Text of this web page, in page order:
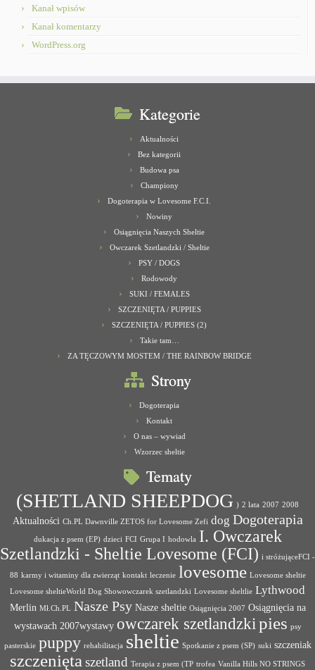
Kanał wpisów
Kanał komentarzy
WordPress.org
Kategorie
Aktualności
Bez kategorii
Budowa psa
Championy
Dogoterapia w Lovesome F.C.I.
Nowiny
Osiągnięcia Naszych Sheltie
Owczarek Szetlandzki / Sheltie
PSY / DOGS
Rodowody
SUKI / FEMALES
SZCZENIĘTA / PUPPIES
SZCZENIĘTA / PUPPIES (2)
Takie tam…
ZA TĘCZOWYM MOSTEM / THE RAINBOW BRIDGE
Strony
Dogoterapia
Kontakt
O nas – wywiad
Wzorzec sheltie
Tematy
(SHETLAND SHEEPDOG ) 2 lata 2007 2008
Aktualności Ch.PL Dawnville ZETOS for Lovesome Zefi dog Dogoterapia
dukacja z psem (EP) dzieci FCI Grupa I hodowla I. Owczarek
Szetlandzki - Sheltie Lovesome (FCI) i stróżująceFCI -
88 karmy i witaminy dla zwierząt kontakt leczenie lovesome Lovesome sheltie
Lovesome sheltieWorld Dog Showowczarek szetlandzki Lovesome sheltlie Lythwood
Merlin Mł.Ch.PL Nasze Psy Nasze sheltie Osiągnięcia 2007 Osiągnięcia na
wystawach 2007wystawy owczarek szetlandzkipies psy
pasterskie puppy rehabilitacja sheltie Spotkanie z psem (SP) suki szczeniak
szczenięta szetland Terapia z psem (TP trofea Vanilla Hills NO STRINGS